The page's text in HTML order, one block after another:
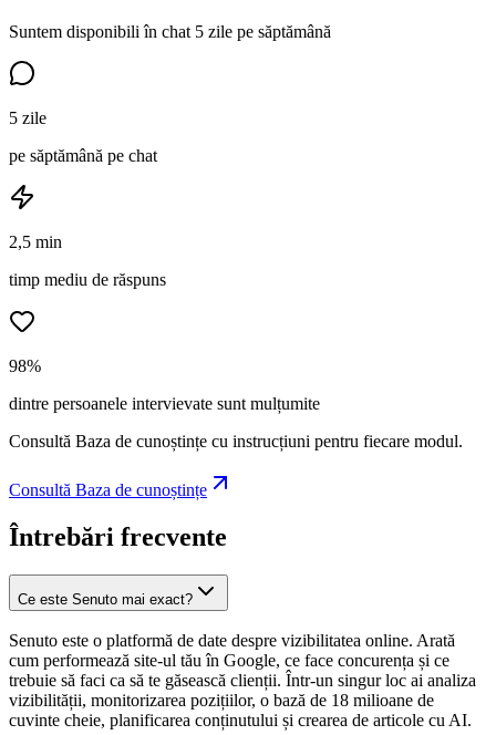
Suntem disponibili în chat 5 zile pe săptămână
5 zile
pe săptămână pe chat
2,5 min
timp mediu de răspuns
98%
dintre persoanele intervievate sunt mulțumite
Consultă Baza de cunoștințe cu instrucțiuni pentru fiecare modul.
Consultă Baza de cunoștințe
Întrebări frecvente
Ce este Senuto mai exact?
Senuto este o platformă de date despre vizibilitatea online. Arată
cum performează site-ul tău în Google, ce face concurența și ce
trebuie să faci ca să te găsească clienții. Într-un singur loc ai analiza
vizibilității, monitorizarea pozițiilor, o bază de 18 milioane de
cuvinte cheie, planificarea conținutului și crearea de articole cu AI.